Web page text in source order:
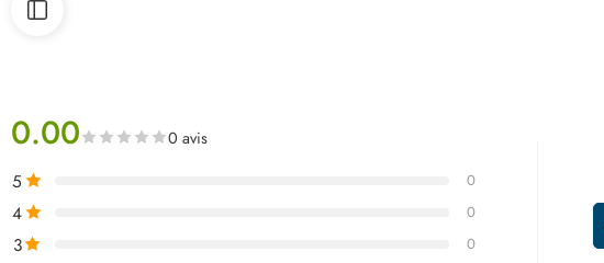
0.00 0 avis
5 0
4 0
3 0